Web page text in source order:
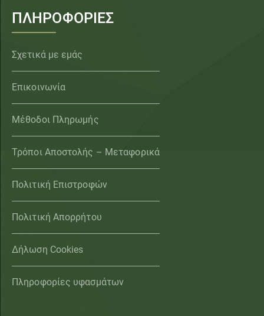
ΠΛΗΡΟΦΟΡΙΕΣ
Σχετικά με εμάς
Επικοινωνία
Μέθοδοι Πληρωμής
Τρόποι Αποστολής – Μεταφορικά
Πολιτική Επιστροφών
Πολιτική Απορρήτου
Δήλωση Cookies
Πληροφορίες υφασμάτων